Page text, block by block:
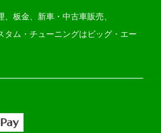
板金、新車・中古車販売、
タム・チューニングはビッグ・エー